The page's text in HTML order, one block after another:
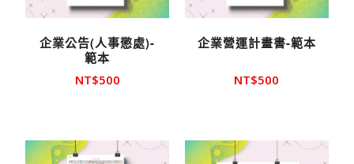
企業公告(人事懲處)-
範本
NT$500
企業營運計畫書-範本
NT$500